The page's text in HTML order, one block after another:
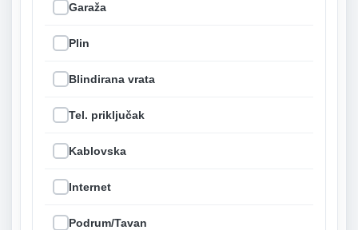
Garaža
Plin
Blindirana vrata
Tel. priključak
Kablovska
Internet
Podrum/Tavan